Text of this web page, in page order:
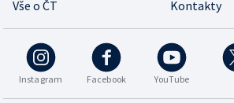
Vše o ČT
Kontakty
Instagram Facebook YouTube